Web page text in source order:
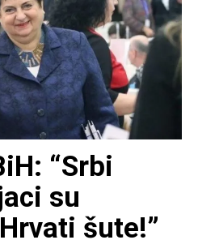
“Srbi
su
šute!”